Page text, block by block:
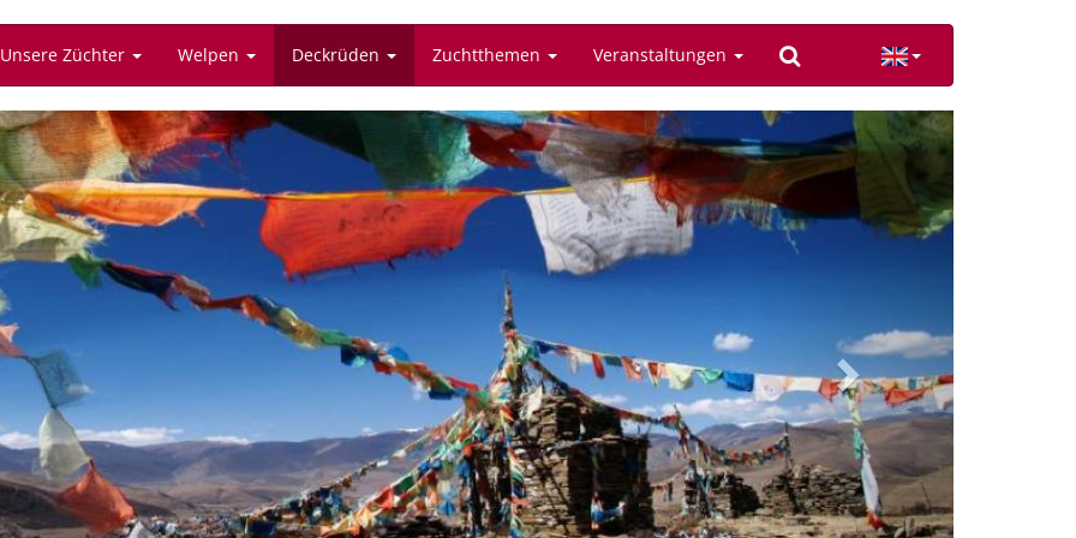
Unsere Züchter Welpen Deckrüden Zuchtthemen Veranstaltungen
Next